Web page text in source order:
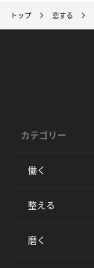
トップ 恋する
カテゴリー
働く
整える
磨く